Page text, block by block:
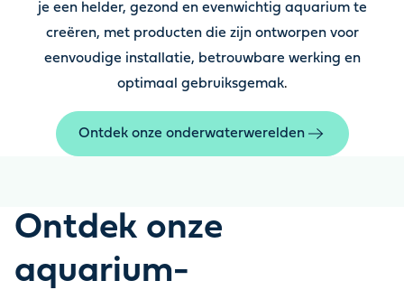
je een helder, gezond en evenwichtig aquarium te
creëren, met producten die zijn ontworpen voor
eenvoudige installatie, betrouwbare werking en
optimaal gebruiksgemak.
Ontdek onze onderwaterwerelden
Ontdek onze
aquarium-